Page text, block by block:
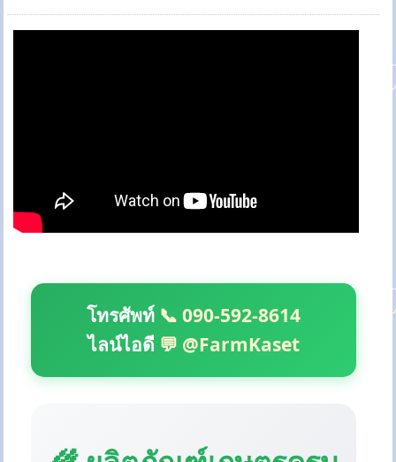
โทรศัพท์ 📞 090-592-8614
ไลน์ไอดี 💬 @FarmKaset